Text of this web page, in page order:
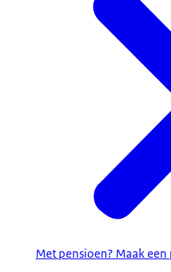
Met pensioen? Maak